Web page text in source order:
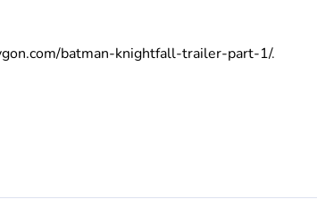
batman-knightfall-trailer-part-1/.